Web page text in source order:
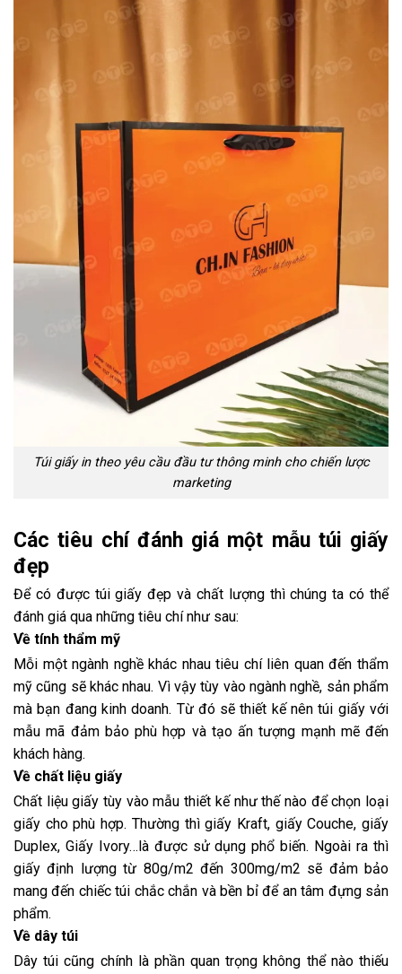
Túi giấy in theo yêu cầu đầu tư thông minh cho chiến lược
marketing
Các tiêu chí đánh giá một mẫu túi giấy
đẹp
Để có được túi giấy đẹp và chất lượng thì chúng ta có thể
đánh giá qua những tiêu chí như sau:
Về tính thẩm mỹ
Mỗi một ngành nghề khác nhau tiêu chí liên quan đến thẩm
mỹ cũng sẽ khác nhau. Vì vậy tùy vào ngành nghề, sản phẩm
mà bạn đang kinh doanh. Từ đó sẽ thiết kế nên túi giấy với
mẫu mã đảm bảo phù hợp và tạo ấn tượng mạnh mẽ đến
khách hàng.
Về chất liệu giấy
Chất liệu giấy tùy vào mẫu thiết kế như thế nào để chọn loại
giấy cho phù hợp. Thường thì giấy Kraft, giấy Couche, giấy
Duplex, Giấy Ivory…là được sử dụng phổ biến. Ngoài ra thì
giấy định lượng từ 80g/m2 đến 300mg/m2 sẽ đảm bảo
mang đến chiếc túi chắc chắn và bền bỉ để an tâm đựng sản
phẩm.
Về dây túi
Dây túi cũng chính là phần quan trọng không thể nào thiếu